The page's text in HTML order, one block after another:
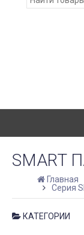
SMART
Главная
Серия
КАТЕГОРИИ